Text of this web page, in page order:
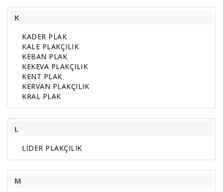
K
KADER PLAK
KALE PLAKÇILIK
KEBAN PLAK
KEKEVA PLAKÇILIK
KENT PLAK
KERVAN PLAKÇILIK
KRAL PLAK
L
LİDER PLAKÇILIK
M